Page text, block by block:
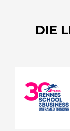
DIE